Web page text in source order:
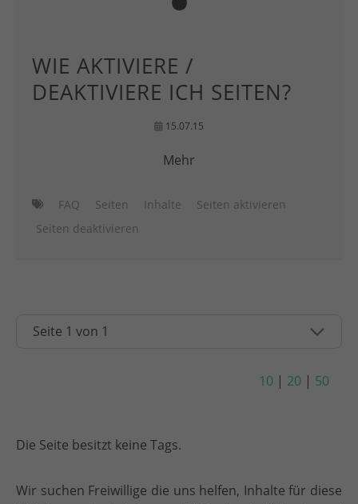
WIE AKTIVIERE /
DEAKTIVIERE ICH SEITEN?
15.07.15
Mehr
FAQ Seiten Inhalte
Seiten aktivieren
Seiten deaktivieren
10 | 20 | 50
Die Seite besitzt keine Tags.
Wir suchen Freiwillige die uns helfen, Inhalte für diese